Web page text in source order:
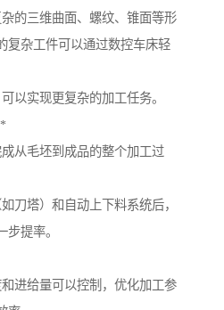
的三维曲面、螺纹、锥面等形
复杂工件可以通过数控车床轻
以实现更复杂的加工任务。
从毛坯到成品的整个加工过
刀塔）和自动上下料系统后，
步提率。
进给量可以控制，优化加工参